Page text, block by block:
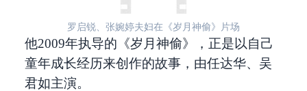
罗启锐、张婉婷夫妇在《岁月神偷》片场
他2009年执导的《岁月神偷》，正是以自己
童年成长经历来创作的故事，由任达华、吴
君如主演。